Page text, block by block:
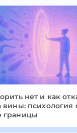
нет и как
вины: психология
границы